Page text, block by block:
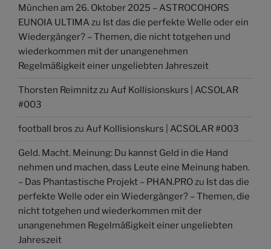
München am 26. Oktober 2025 – ASTROCOHORS
EUNOIA ULTIMA zu Ist das die perfekte Welle oder ein
Wiedergänger? – Themen, die nicht totgehen und
wiederkommen mit der unangenehmen
Regelmäßigkeit einer ungeliebten Jahreszeit
Thorsten Reimnitzzu Auf Kollisionskurs | ACSOLAR
#003
football bros zu Auf Kollisionskurs | ACSOLAR #003
Geld. Macht. Meinung: Du kannst Geld in die Hand
nehmen und machen, dass Leute eine Meinung haben.
– Das Phantastische Projekt – PHAN.PROzu Ist das die
perfekte Welle oder ein Wiedergänger? – Themen, die
nicht totgehen und wiederkommen mit der
unangenehmen Regelmäßigkeit einer ungeliebten
Jahreszeit